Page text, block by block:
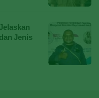
Jenis